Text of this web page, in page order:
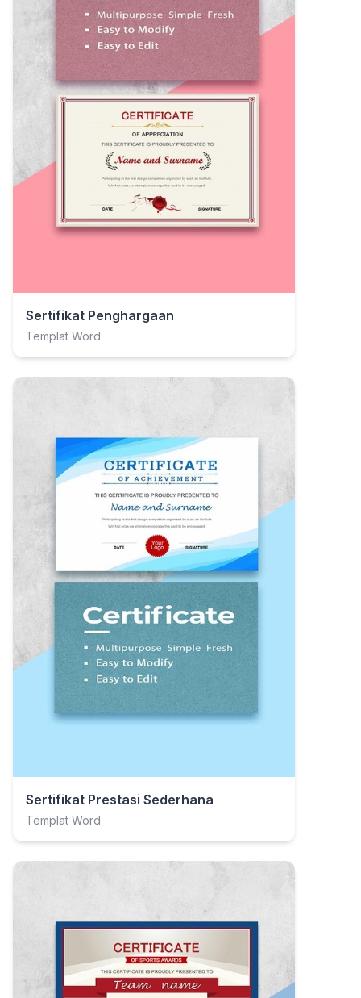
Sertifikat Penghargaan
Templat Word
Sertifikat Prestasi Sederhana
Templat Word